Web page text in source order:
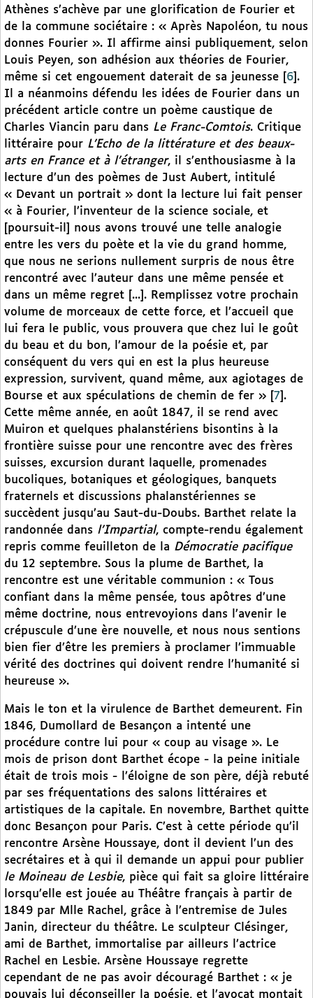
Athènes s’achève par une glorification de Fourier et
de la commune sociétaire : « Après Napoléon, tu nous
donnes Fourier ». Il affirme ainsi publiquement, selon
Louis Peyen, son adhésion aux théories de Fourier,
même si cet engouement daterait de sa jeunesse
6 .
Il a néanmoins défendu les idées de Fourier dans un
précédent article contre un poème caustique de
Charles Viancin paru dans Le Franc-Comtois. Critique
littéraire pour L’Echo de la littérature et des beaux-
arts en France et à l’étranger, il s’enthousiasme à la
lecture d’un des poèmes de Just Aubert, intitulé
« Devant un portrait » dont la lecture lui fait penser
« à Fourier, l’inventeur de la science sociale, et
[poursuit-il] nous avons trouvé une telle analogie
entre les vers du poète et la vie du grand homme,
que nous ne serions nullement surpris de nous être
rencontré avec l’auteur dans une même pensée et
dans un même regret [...]. Remplissez votre prochain
volume de morceaux de cette force, et l’accueil que
lui fera le public, vous prouvera que chez lui le goût
du beau et du bon, l’amour de la poésie et, par
conséquent du vers qui en est la plus heureuse
expression, survivent, quand même, aux agiotages de
Bourse et aux spéculations de chemin de fer »
7 .
Cette même année, en août 1847, il se rend avec
Muiron et quelques phalanstériens bisontins à la
frontière suisse pour une rencontre avec des frères
suisses, excursion durant laquelle, promenades
bucoliques, botaniques et géologiques, banquets
fraternels et discussions phalanstériennes se
succèdent jusqu’au Saut-du-Doubs. Barthet relate la
randonnée dans l’Impartial, compte-rendu également
repris comme feuilleton de la Démocratie pacifique
du 12 septembre. Sous la plume de Barthet, la
rencontre est une véritable communion : « Tous
confiant dans la même pensée, tous apôtres d’une
même doctrine, nous entrevoyions dans l’avenir le
crépuscule d’une ère nouvelle, et nous nous sentions
bien fier d’être les premiers à proclamer l’immuable
vérité des doctrines qui doivent rendre l’humanité si
heureuse ».
Mais le ton et la virulence de Barthet demeurent. Fin
1846, Dumollard de Besançon a intenté une
procédure contre lui pour « coup au visage ». Le
mois de prison dont Barthet écope - la peine initiale
était de trois mois - l’éloigne de son père, déjà rebuté
par ses fréquentations des salons littéraires et
artistiques de la capitale. En novembre, Barthet quitte
donc Besançon pour Paris. C’est à cette période qu’il
rencontre Arsène Houssaye, dont il devient l’un des
secrétaires et à qui il demande un appui pour publier
le Moineau de Lesbie, pièce qui fait sa gloire littéraire
lorsqu’elle est jouée au Théâtre français à partir de
1849 par Mlle Rachel, grâce à l’entremise de Jules
Janin, directeur du théâtre. Le sculpteur Clésinger,
ami de Barthet, immortalise par ailleurs l’actrice
Rachel en Lesbie. Arsène Houssaye regrette
cependant de ne pas avoir découragé Barthet : « je
pouvais lui déconseiller la poésie, et l’avocat montait